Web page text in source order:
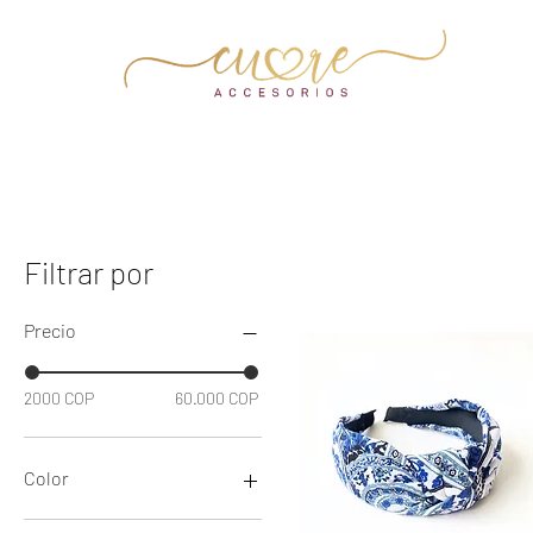
Filtrar por
Precio
2000 COP 60.000 COP
Color
Aguamarina